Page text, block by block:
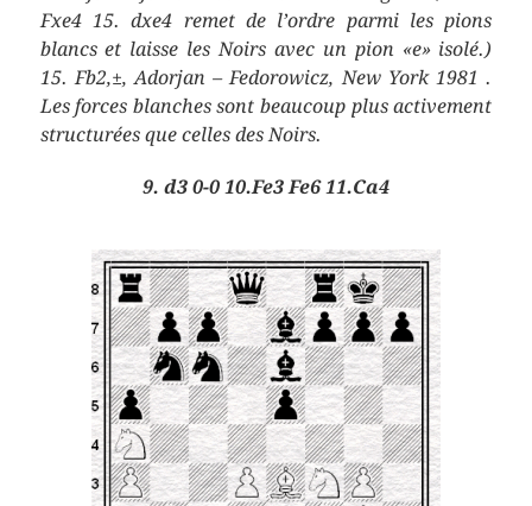
Fxe4 15. dxe4 remet de l’ordre parmi les pions
blancs et laisse les Noirs avec un pion «e» isolé.)
15. Fb2,±, Adorjan – Fedorowicz, New York 1981 .
Les forces blanches sont beaucoup plus activement
structurées que celles des Noirs.
9. d3 0-0 10.Fe3 Fe6 11.Ca4